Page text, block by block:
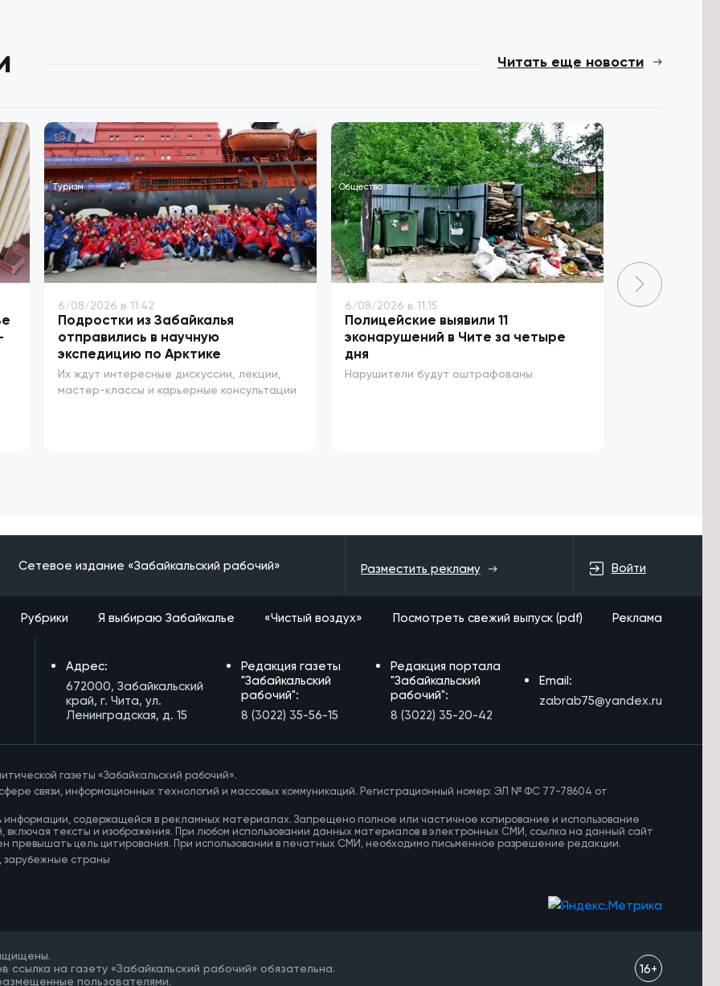
Читать еще новости
Туризм
6/08/2026 в 11:42
Подростки из Забайкалья
отправились в научную
экспедицию по Арктике
Их ждут интересные дискуссии, лекции,
мастер-классы и карьерные консультации
Общество
6/08/2026 в 11:15
Полицейские выявили 11
эконарушений в Чите за четыре
дня
Нарушители будут оштрафованы
6/08/2026 в
Сетевое издание «Забайкальский рабочий» Разместить рекламу Войти
Рубрики Я выбираю Забайкалье «Чистый воздух» Посмотреть свежий выпуск (pdf) Реклама
Адрес:
672000, Забайкальский
край, г. Чита, ул.
Ленинградская, д. 15
Редакция газеты
"Забайкальский
рабочий":
8 (3022) 35-56-15
Редакция портала
"Забайкальский
рабочий":
8 (3022) 35-20-42
Email:
zabrab75@yandex.ru
газеты «Забайкальский рабочий».
связи, информационных технологий и массовых коммуникаций. Регистрационный номер: ЭЛ № ФС 77-78604 от
информации, содержащейся в рекламных материалах. Запрещено полное или частичное копирование и использование
тексты и изображения. При любом использовании данных материалов в электронных СМИ, ссылка на данный сайт
превышать цель цитирования. При использовании в печатных СМИ, необходимо письменное разрешение редакции.
зарубежные страны
на газету «Забайкальский рабочий» обязательна.
пользователями.
16+